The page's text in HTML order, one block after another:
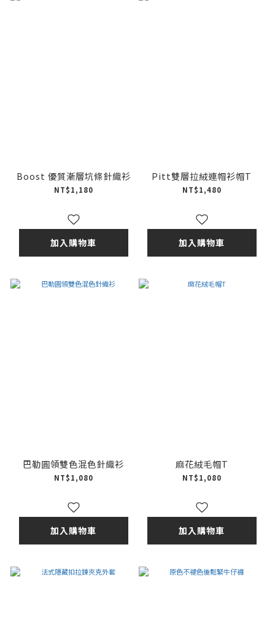
Boost 優質漸層坑條針織衫
NT$1,180
加入購物車
Pitt雙層拉絨連帽衫帽T
NT$1,480
加入購物車
巴勒圓領雙色混色針織衫
NT$1,080
加入購物車
麻花絨毛帽T
NT$1,080
加入購物車